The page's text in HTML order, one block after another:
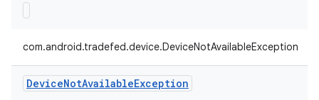
com.android.tradefed.device.DeviceNotAvailableException
DeviceNotAvailableException